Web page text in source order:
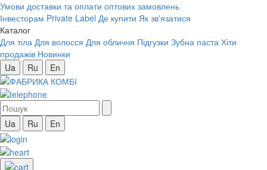
Умови доставки та оплати оптових замовлень
Інвесторам Private Label Де купити Як зв'язатися
Каталог
Для тіла Для волосся Для обличчя Підгузки Зубна паста Хіти
продажів Новинки
Ua
Ru En
Ua Ru En